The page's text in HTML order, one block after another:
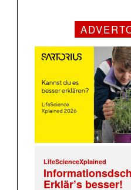
LifeScienceXplained
Erklär’s besser!